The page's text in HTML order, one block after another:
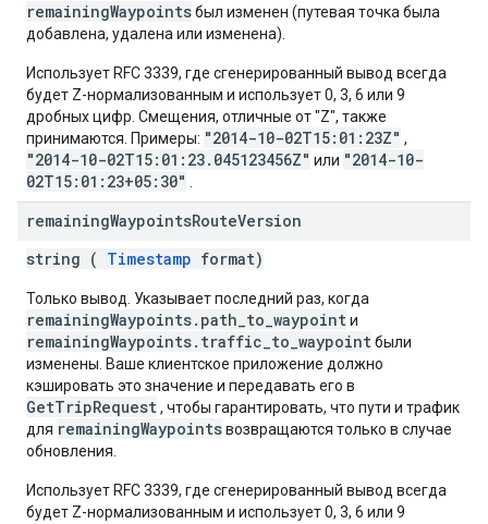
remainingWaypointsбыл изменен (путевая точка была
добавлена, удалена или изменена).
Использует RFC 3339, где сгенерированный вывод всегда
будет Z-нормализованным и использует 0, 3, 6 или 9
дробных цифр. Смещения, отличные от "Z", также
принимаются. Примеры: "2014-10-02T15:01:23Z" ,
"2014-10-02T15:01:23.045123456Z" или "2014-10-
02T15:01:23+05:30"
remainingWaypointsRouteVersion
string ( Timestamp format)
Только вывод. Указывает последний раз, когда
remainingWaypoints.path_to_waypointи
remainingWaypoints.traffic_to_waypointбыли
изменены. Ваше клиентское приложение должно
кэшировать это значение и передавать его в
GetTripRequest, чтобы гарантировать, что пути и трафик
для remainingWaypointsвозвращаются только в случае
обновления.
Использует RFC 3339, где сгенерированный вывод всегда
будет Z-нормализованным и использует 0, 3, 6 или 9